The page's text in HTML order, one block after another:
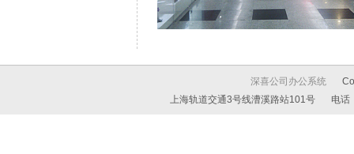
深喜公司办公系统
上海轨道交通3号线漕溪路站101号
电话